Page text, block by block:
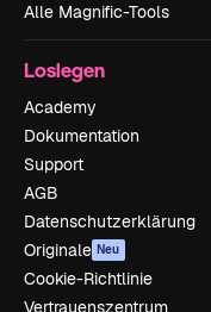
Alle Magnific-Tools
Loslegen
Academy
Dokumentation
Support
AGB
Datenschutzerklärung
Originale Neu
Cookie-Richtlinie
Vertrauenszentrum